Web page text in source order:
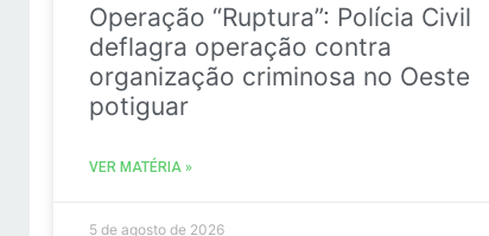
Operação “Ruptura”: Polícia Civil
deflagra operação contra
organização criminosa no Oeste
potiguar
VER MATÉRIA »
5 de agosto de 2026